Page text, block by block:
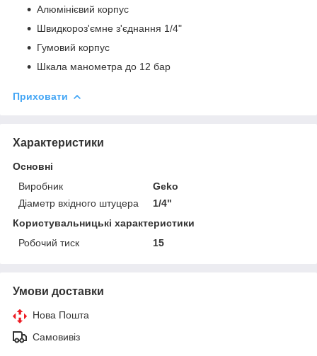
Алюмінієвий корпус
Швидкороз'ємне з'єднання 1/4"
Гумовий корпус
Шкала манометра до 12 бар
Приховати
Характеристики
Основні
Виробник
Geko
Діаметр вхідного штуцера
1/4"
Користувальницькі характеристики
Робочий тиск
15
Умови доставки
Нова Пошта
Самовивіз